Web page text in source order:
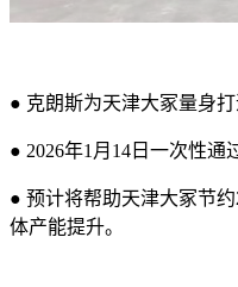
● 克朗斯为天津大冢量身
● 2026年1月14日一次性通
● 预计将帮助天津大冢节
体产能提升。